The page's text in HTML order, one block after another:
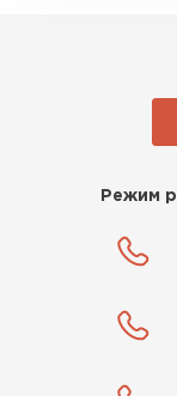
Режим